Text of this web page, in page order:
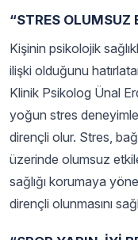
“STRES OLUMSUZ
Kişinin psikolojik
ilişki olduğunu
Klinik Psikolog Ünal
yoğun stres
dirençli olur. Stres,
üzerinde olumsuz
sağlığı korumaya
dirençli olunmasını